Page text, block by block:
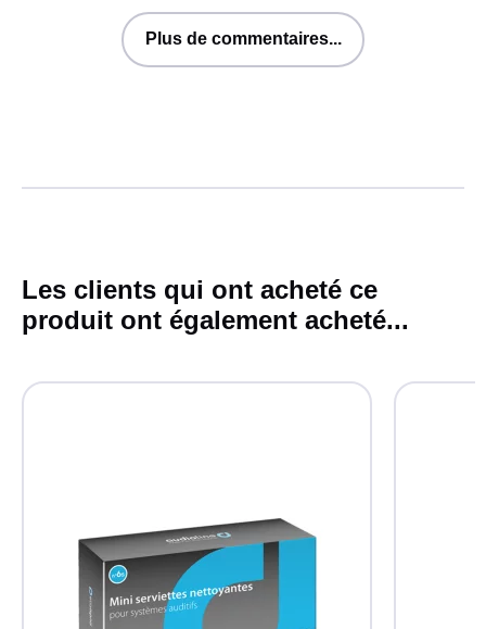
Plus de commentaires...
Les clients qui ont acheté ce
produit ont également acheté...